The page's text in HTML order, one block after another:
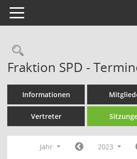
Toggle navigation
Rechercheauswahl
Fraktion SPD -
Informationen
Vertreter
Jahr
2023